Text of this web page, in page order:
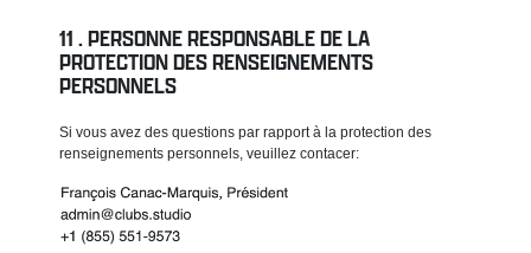
PERSONNE RESPONSABLE DE LA
PROTECTION DES RENSEIGNEMENTS
PERSONNELS
Si vous avez des questions par rapport à la protection des
renseignements personnels, veuillez contacer: